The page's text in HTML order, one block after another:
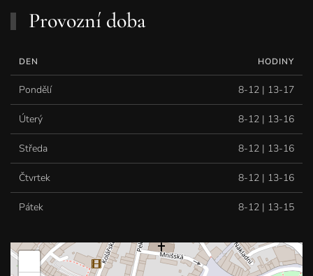
Provozní doba
DEN HODINY
Pondělí 8-12 | 13-17
Úterý 8-12 | 13-16
Středa 8-12 | 13-16
Čtvrtek 8-12 | 13-16
Pátek 8-12 | 13-15